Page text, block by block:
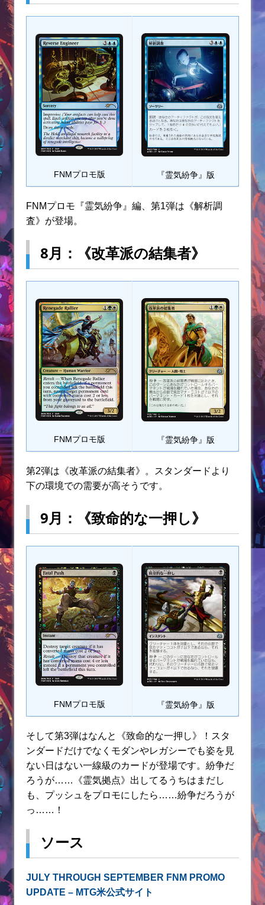
FNMプロモ版 『霊気紛争』版
FNMプロモ『霊気紛争』編、第1弾は《解析調
査》が登場。
8月：《改革派の結集者》
FNMプロモ版 『霊気紛争』版
第2弾は《改革派の結集者》。スタンダードより
下の環境での需要が高そうです。
9月：《致命的な一押し》
FNMプロモ版 『霊気紛争』版
そして第3弾はなんと《致命的な一押し》！スタ
ンダードだけでなくモダンやレガシーでも姿を見
ない日はない一線級のカードが登場です。紛争だ
ろうが……《霊気拠点》出してるうちはまだし
も、プッシュをプロモにしたら……紛争だろうが
っ……！
ソース
JULY THROUGH SEPTEMBER FNM PROMO
UPDATE – MTG米公式サイト